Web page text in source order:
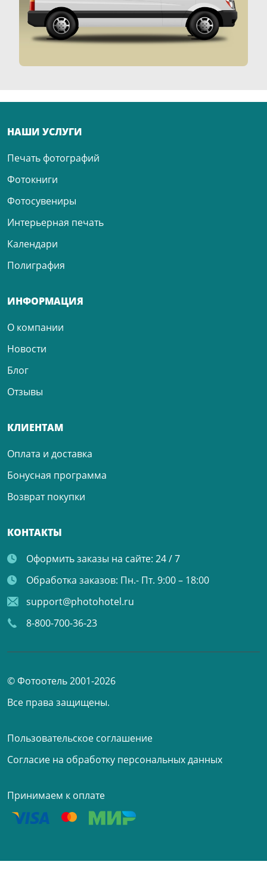
НАШИ УСЛУГИ
Печать фотографий
Фотокниги
Фотосувениры
Интерьерная печать
Календари
Полиграфия
ИНФОРМАЦИЯ
О компании
Новости
Блог
Отзывы
КЛИЕНТАМ
Оплата и доставка
Бонусная программа
Возврат покупки
КОНТАКТЫ
Оформить заказы на сайте: 24 / 7
Обработка заказов: Пн.- Пт. 9:00 – 18:00
support@photohotel.ru
8-800-700-36-23
© Фотоотель 2001-2026
Все права защищены.
Пользовательское соглашение
Согласие на обработку персональных данных
Принимаем к оплате